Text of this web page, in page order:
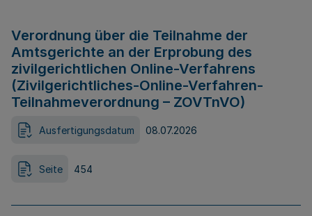
Verordnung über die Teilnahme der
Amtsgerichte an der Erprobung des
zivilgerichtlichen Online-Verfahrens
(Zivilgerichtliches-Online-Verfahren-
Teilnahmeverordnung – ZOVTnVO)
Ausfertigungsdatum 08.07.2026
Seite 454